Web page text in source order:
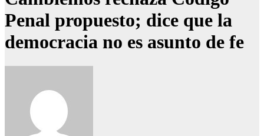
Penal propuesto; dice que la
democracia no es asunto de fe